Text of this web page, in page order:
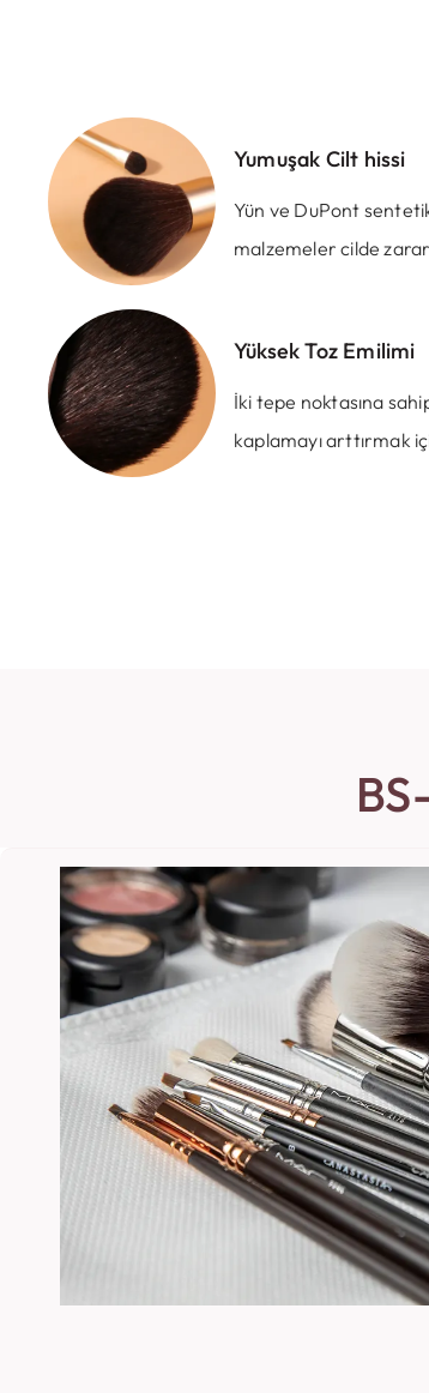
Yumuşak Cilt hissi
Yün ve DuPont
malzemeler cilde
Yüksek Toz Emilimi
İki tepe noktasına
kaplamayı arttırmak